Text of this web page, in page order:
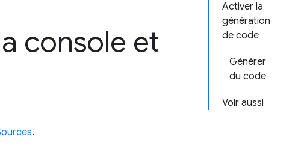
Activer la
génération
de code
Générer
du code
Voir aussi
console et
.